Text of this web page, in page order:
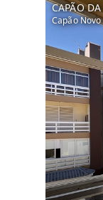
CAPÃO
Capão